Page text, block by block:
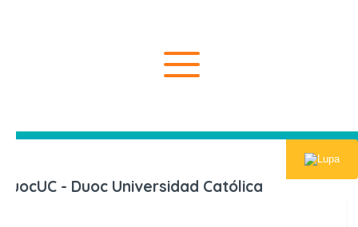
Inicio
DuocUC - Duoc Universidad Católica